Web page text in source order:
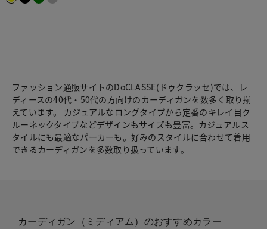
ファッション通販サイトのDoCLASSE(ドゥクラッセ)では、レ
ディースの40代・50代の方向けのカーディガンを数多く取り揃
えています。 カジュアルなロングタイプから定番のキレイ目ク
ルーネックタイプなどデザインもサイズも豊富。カジュアルス
タイルにも最適なパーカーも。好みのスタイルに合わせて着用
できるカーディガンを多数取り扱っています。
カーディガン（ミディアム）のおすすめカラー